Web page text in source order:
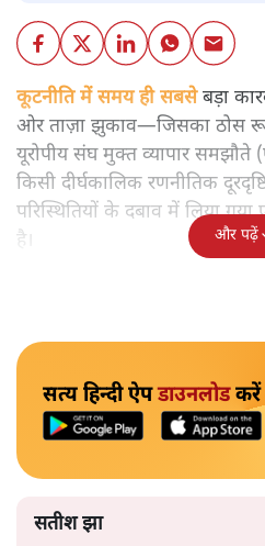
कूटनीति में समय ही सबसेबड़ा
ओर ताज़ा झुकाव—जिसका ठोस
यूरोपीय संघ मुक्त व्यापार
किसी दीर्घकालिक रणनीतिक
परिस्थितियों के दबाव में लिया
है।
और पढ़ें
सत्य हिन्दी ऐपडाउनलोडकरें
सतीश झा